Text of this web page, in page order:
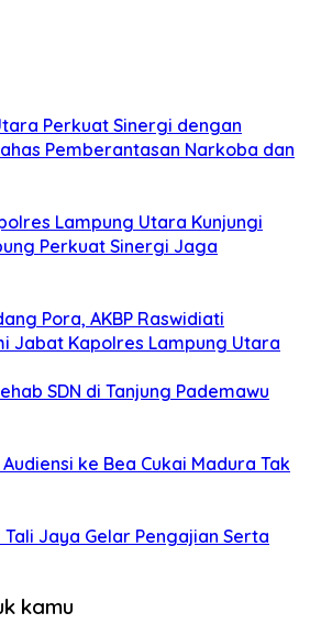
Perkuat Sinergi dengan
Pemberantasan Narkoba dan
Lampung Utara Kunjungi
Perkuat Sinergi Jaga
Pora, AKBP Raswidiati
Jabat Kapolres Lampung Utara
SDN di Tanjung Pademawu
ke Bea Cukai Madura Tak
Jaya Gelar Pengajian Serta
kamu